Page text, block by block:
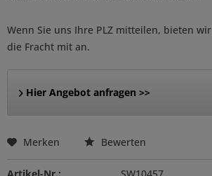
Wenn Sie uns Ihre PLZ mitteilen, bieten
die Fracht mit an.
Hier Angebot anfragen >>
Merken Bewerten